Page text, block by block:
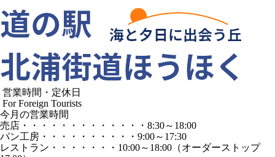
営業時間・定休日
For Foreign Tourists
今月の営業時間
売店 ・・・・・・・・・・・・・ 8:30～18:00
パン工房 ・・・・・・・・・・ 9:00～17:30
レストラン ・・・・・・・ 10:00～18:00 （オーダーストップ